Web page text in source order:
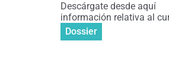
Descárgate desde aquí
información relativa al
Dossier